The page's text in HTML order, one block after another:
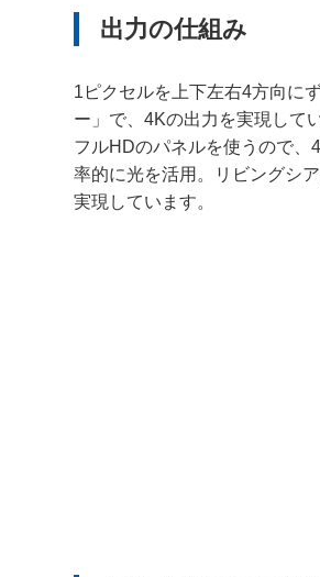
出力の仕組み
1ピクセルを上下左右4方向に
ー」で、4Kの出力を実現して
フルHDのパネルを使うので、
率的に光を活用。リビングシ
実現しています。